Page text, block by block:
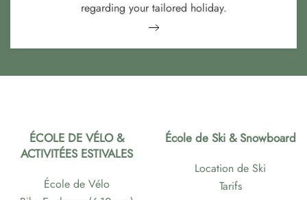
regarding your tailored holiday.
ÉCOLE DE VÉLO &
ACTIVITÉES ESTIVALES
École de Vélo
École de Ski & Snowboard
Location de Ski
Tarifs